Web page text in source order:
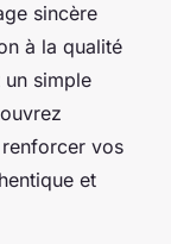
sincère
à la qualité
simple
vos
et